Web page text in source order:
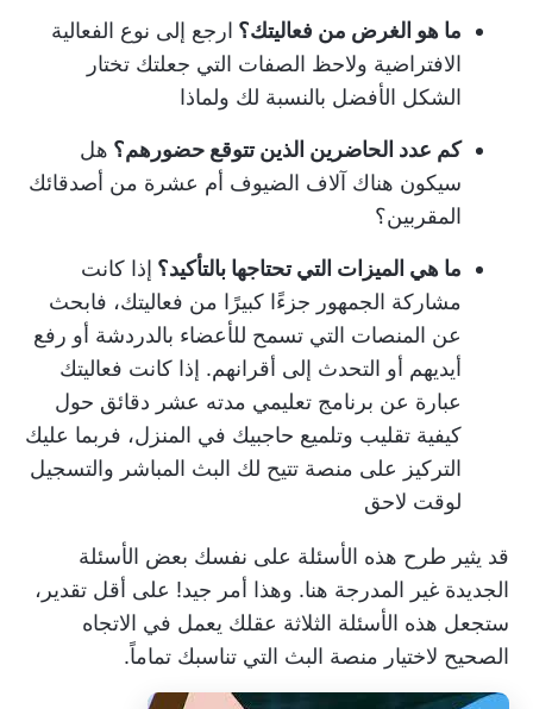
ما هو الغرض من فعاليتك؟ ارجع إلى نوع الفعالية
الافتراضية ولاحظ الصفات التي جعلتك تختار
الشكل الأفضل بالنسبة لك ولماذا
كم عدد الحاضرين الذين تتوقع حضورهم؟ هل
سيكون هناك آلاف الضيوف أم عشرة من أصدقائك
المقربين؟
ما هي الميزات التي تحتاجها بالتأكيد؟ إذا كانت
مشاركة الجمهور جزءًا كبيرًا من فعاليتك، فابحث
عن المنصات التي تسمح للأعضاء بالدردشة أو رفع
أيديهم أو التحدث إلى أقرانهم. إذا كانت فعاليتك
عبارة عن برنامج تعليمي مدته عشر دقائق حول
كيفية تقليب وتلميع حاجبيك في المنزل، فربما عليك
التركيز على منصة تتيح لك البث المباشر والتسجيل
لوقت لاحق
قد يثير طرح هذه الأسئلة على نفسك بعض الأسئلة
الجديدة غير المدرجة هنا. وهذا أمر جيد! على أقل تقدير،
ستجعل هذه الأسئلة الثلاثة عقلك يعمل في الاتجاه
الصحيح لاختيار منصة البث التي تناسبك تماماً.